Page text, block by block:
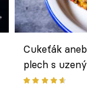
Cukeťák
plech s
způsob, jak